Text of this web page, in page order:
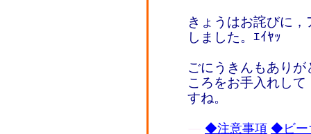
きょうはお詫びに
しました。ｴｲﾔｯ
ごにうきんもあり
ころをお手入れし
すね。
◆注意事項 ◆ビー